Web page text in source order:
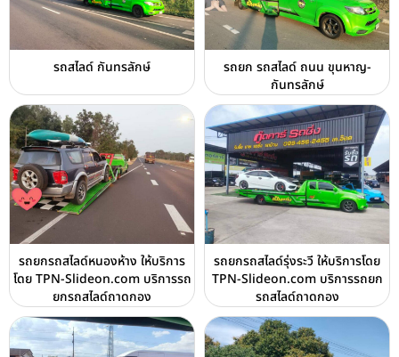
รถสไลด์ กันทรลักษ์
รถยก รถสไลด์ ถนน ขุนหาญ-
กันทรลักษ์
รถยกรถสไลด์หนองห้าง ให้บริการ
โดย TPN-Slideon.com บริการรถ
ยกรถสไลด์ถาดกอง
รถยกรถสไลด์รุ่งระวี ให้บริการโดย
TPN-Slideon.com บริการรถยก
รถสไลด์ถาดกอง